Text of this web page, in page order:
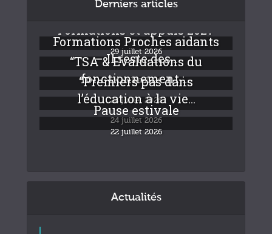
Derniers articles
Formations et appuis 2027
29 juillet 2026
Formations Proches aidants
– Il reste des...
24 juillet 2026
“TSA & Evaluations du
fonctionnement :...
24 juillet 2026
“Premiers pas dans
l’éducation à la vie...
24 juillet 2026
Pause estivale
22 juillet 2026
Actualités